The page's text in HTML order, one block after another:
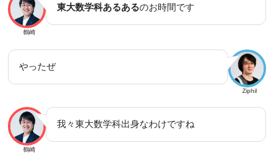
鶴崎
東大数学科あるあるのお時間です
Ziphil
やったぜ
鶴崎
我々東大数学科出身なわけですね